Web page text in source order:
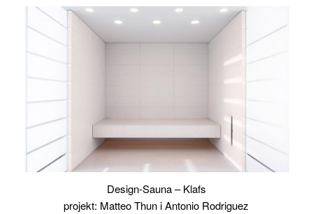
Design-Sauna – Klafs
projekt: Matteo Thun i Antonio Rodriguez